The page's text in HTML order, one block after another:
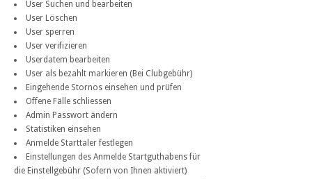
User Suchen und bearbeiten
User Löschen
User sperren
User verifizieren
Userdatem bearbeiten
User als bezahlt markieren (Bei Clubgebühr)
Eingehende Stornos einsehen und prüfen
Offene Fälle schliessen
Admin Passwort ändern
Statistiken einsehen
Anmelde Starttaler festlegen
Einstellungen des Anmelde Startguthabens für
die Einstellgebühr (Sofern von Ihnen aktiviert)